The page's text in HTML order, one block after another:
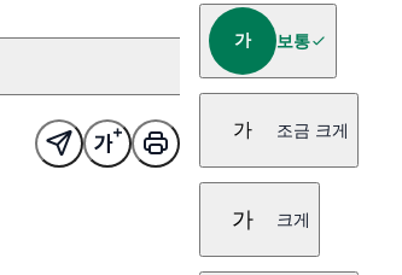
가 보통
가 조금 크게
가 크게